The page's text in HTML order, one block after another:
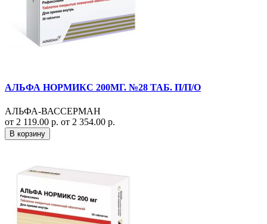
АЛЬФА НОРМИКС 200МГ. №28 ТАБ. П/П/О
АЛЬФА-ВАССЕРМАН
от 2 119.00 р. от 2 354.00 р.
В корзину